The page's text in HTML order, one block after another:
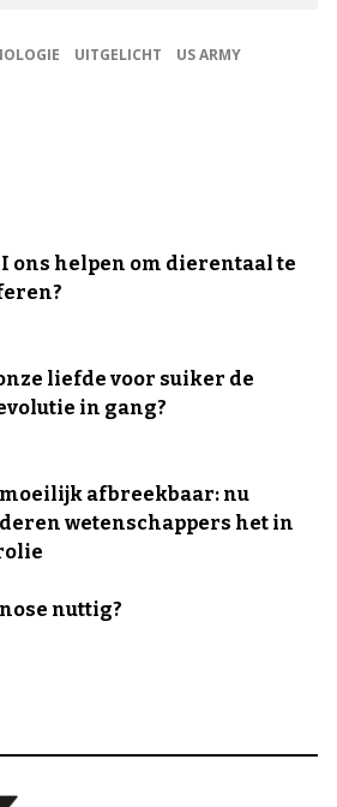
UITGELICHT US ARMY
ons helpen om dierentaal te
liefde voor suiker de
in gang?
moeilijk afbreekbaar: nu
wetenschappers het in
nuttig?